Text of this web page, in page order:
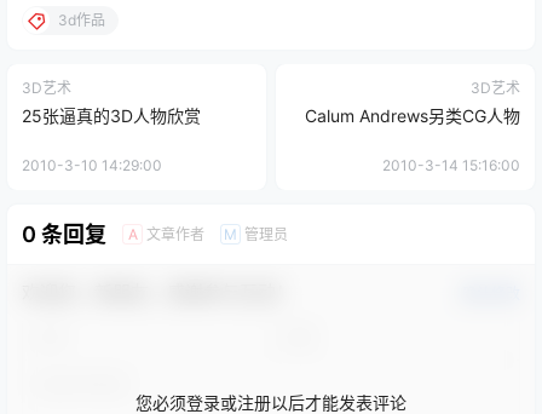
3d作品
3D艺术
25张逼真的3D人物欣赏
2010-3-10 14:29:00
3D艺术
Calum Andrews另类CG人物
2010-3-14 15:16:00
0 条回复 A 文章作者 M 管理员
您必须登录或注册以后才能发表评论